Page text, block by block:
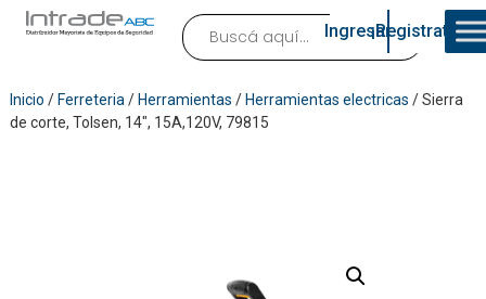
Ingresar¡Registrate!
Inicio / Ferreteria / Herramientas / Herramientas electricas / Sierra
de corte, Tolsen, 14″, 15A,120V, 79815